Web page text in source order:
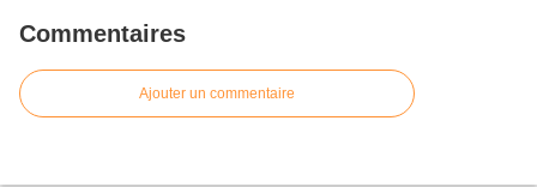
Commentaires
Ajouter un commentaire